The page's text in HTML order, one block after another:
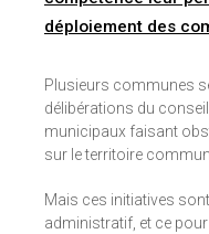
déploiement des
Plusieurs communes
délibérations du
municipaux faisant
sur le territoire
Mais ces initiatives
administratif, et ce